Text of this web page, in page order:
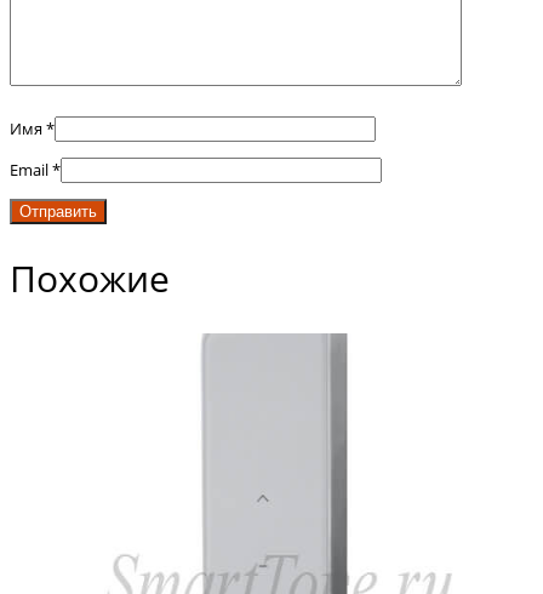
Имя*
Email*
Похожие